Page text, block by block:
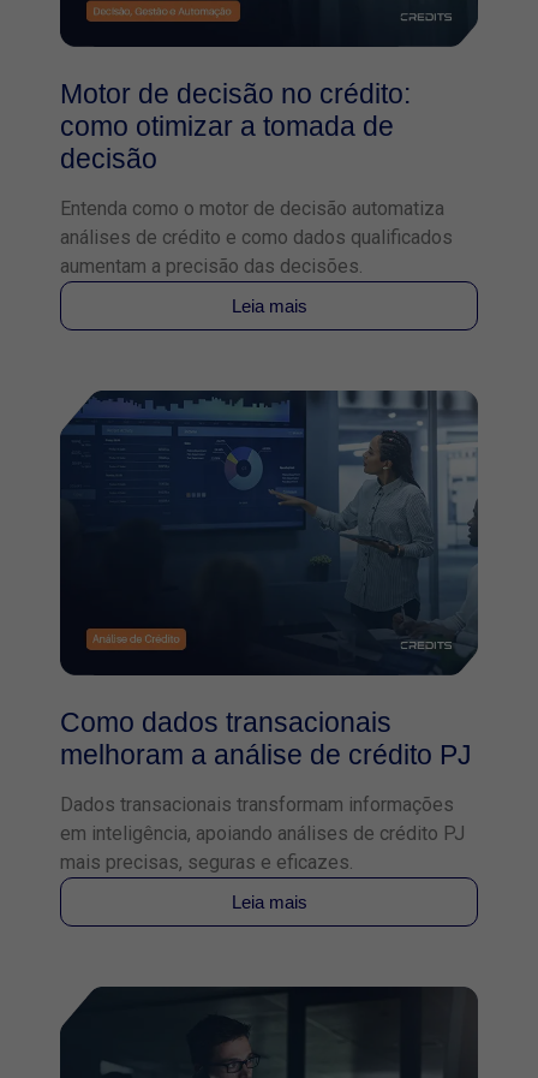
Motor de decisão no crédito:
como otimizar a tomada de
decisão
Entenda como o motor de decisão automatiza
análises de crédito e como dados qualificados
aumentam a precisão das decisões.
Leia mais
Como dados transacionais
melhoram a análise de crédito PJ
Dados transacionais transformam informações
em inteligência, apoiando análises de crédito PJ
mais precisas, seguras e eficazes.
Leia mais